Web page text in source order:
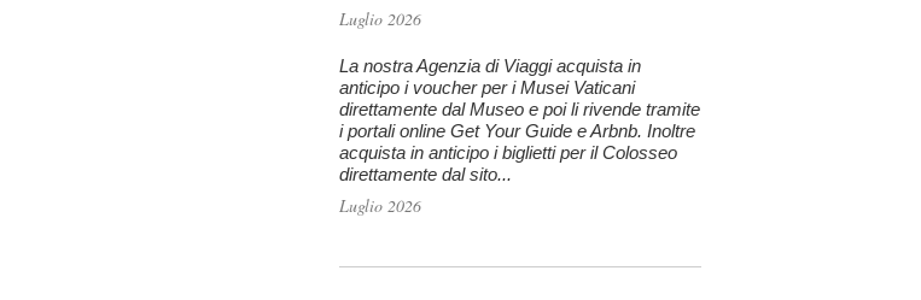
Luglio 2026
La nostra Agenzia di Viaggi acquista in
anticipo i voucher per i Musei Vaticani
direttamente dal Museo e poi li rivende tramite
i portali online Get Your Guide e Arbnb. Inoltre
acquista in anticipo i biglietti per il Colosseo
direttamente dal sito...
Luglio 2026